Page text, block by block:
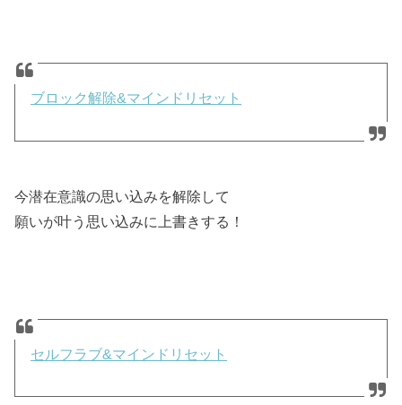
ブロック解除&マインドリセット
今潜在意識の思い込みを解除して
願いが叶う思い込みに上書きする！
セルフラブ&マインドリセット